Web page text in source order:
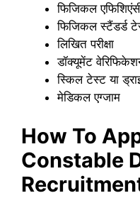
फिजिकल
फिजिकल स्टैंडर्ड
लिखित परीक्षा
डॉक्यूमेंट
स्किल टेस्ट या
मेडिकल एग्जाम
How To
Constable